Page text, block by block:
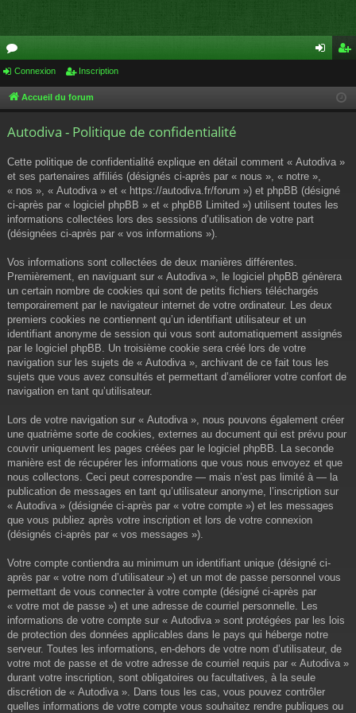
or
u cri
Connexion Inscription
Accueil du forum
Autodiva - Politique de confidentialité
Cette politique de confidentialité explique en détail comment « Autodiva »
et ses partenaires affiliés (désignés ci-après par « nous », « notre »,
« nos », « Autodiva » et « https://autodiva.fr/forum ») et phpBB (désigné
ci-après par « logiciel phpBB » et « phpBB Limited ») utilisent toutes les
informations collectées lors des sessions d’utilisation de votre part
(désignées ci-après par « vos informations »).
Vos informations sont collectées de deux manières différentes.
Premièrement, en naviguant sur « Autodiva », le logiciel phpBB génèrera
un certain nombre de cookies qui sont de petits fichiers téléchargés
temporairement par le navigateur internet de votre ordinateur. Les deux
premiers cookies ne contiennent qu’un identifiant utilisateur et un
identifiant anonyme de session qui vous sont automatiquement assignés
par le logiciel phpBB. Un troisième cookie sera créé lors de votre
navigation sur les sujets de « Autodiva », archivant de ce fait tous les
sujets que vous avez consultés et permettant d’améliorer votre confort de
navigation en tant qu’utilisateur.
Lors de votre navigation sur « Autodiva », nous pouvons également créer
une quatrième sorte de cookies, externes au document qui est prévu pour
couvrir uniquement les pages créées par le logiciel phpBB. La seconde
manière est de récupérer les informations que vous nous envoyez et que
nous collectons. Ceci peut correspondre — mais n’est pas limité à — la
publication de messages en tant qu’utilisateur anonyme, l’inscription sur
« Autodiva » (désignée ci-après par « votre compte ») et les messages
que vous publiez après votre inscription et lors de votre connexion
(désignés ci-après par « vos messages »).
Votre compte contiendra au minimum un identifiant unique (désigné ci-
après par « votre nom d’utilisateur ») et un mot de passe personnel vous
permettant de vous connecter à votre compte (désigné ci-après par
« votre mot de passe ») et une adresse de courriel personnelle. Les
informations de votre compte sur « Autodiva » sont protégées par les lois
de protection des données applicables dans le pays qui héberge notre
serveur. Toutes les informations, en-dehors de votre nom d’utilisateur, de
votre mot de passe et de votre adresse de courriel requis par « Autodiva »
durant votre inscription, sont obligatoires ou facultatives, à la seule
discrétion de « Autodiva ». Dans tous les cas, vous pouvez contrôler
quelles informations de votre compte vous souhaitez rendre publiques ou